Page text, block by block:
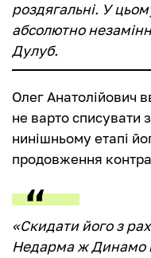
роздягальні. У
абсолютно
Дулуб.
Олег Анатолійович
не варто списувати
нинішньому етапі
продовження
«Скидати його з
Недарма ж Динамо